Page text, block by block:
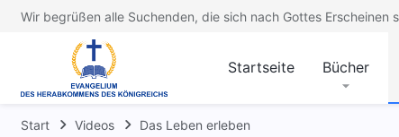
Wir begrüßen alle Suchenden, die sich nach Gottes Erscheinen
Startseite Bücher
Start Videos Das Leben erleben